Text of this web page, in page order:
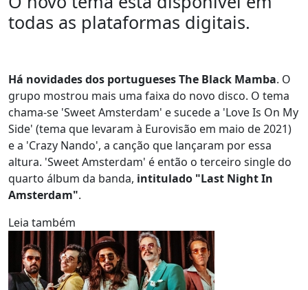
todas as plataformas digitais.
Há novidades dos portugueses The Black Mamba. O
grupo mostrou mais uma faixa do novo disco. O tema
chama-se 'Sweet Amsterdam' e sucede a 'Love Is On My
Side' (tema que levaram à Eurovisão em maio de 2021)
e a 'Crazy Nando', a canção que lançaram por essa
altura. 'Sweet Amsterdam' é então o terceiro single do
quarto álbum da banda, intitulado "Last Night In
Amsterdam".
Leia também